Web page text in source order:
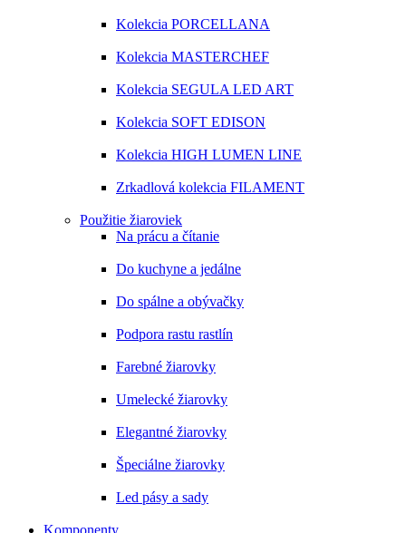
Kolekcia PORCELLANA
Kolekcia MASTERCHEF
Kolekcia SEGULA LED ART
Kolekcia SOFT EDISON
Kolekcia HIGH LUMEN LINE
Zrkadlová kolekcia FILAMENT
Použitie žiaroviek
Na prácu a čítanie
Do kuchyne a jedálne
Do spálne a obývačky
Podpora rastu rastlín
Farebné žiarovky
Umelecké žiarovky
Elegantné žiarovky
Špeciálne žiarovky
Led pásy a sady
Komponenty